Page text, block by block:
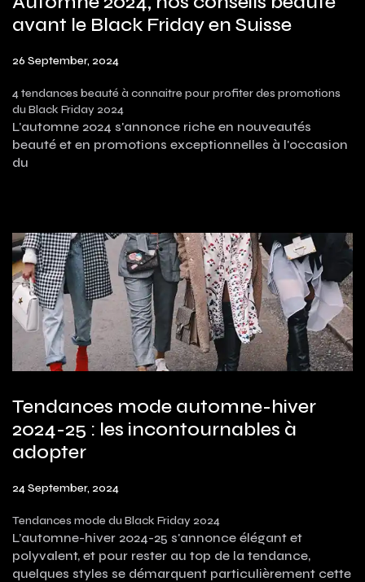
avant le Black Friday en Suisse
26 September, 2024
4 tendances beauté à connaitre pour profiter des promotions
du Black Friday 2024
L'automne 2024 s'annonce riche en nouveautés
beauté et en promotions exceptionnelles à l'occasion
du
Tendances mode automne-hiver
2024-25 : les incontournables à
adopter
24 September, 2024
Tendances mode du Black Friday 2024
L’automne-hiver 2024-25 s'annonce élégant et
polyvalent, et pour rester au top de la tendance,
quelques styles se démarquent particulièrement cette